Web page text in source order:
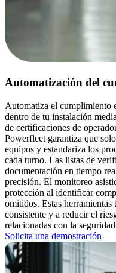
Automatización del
Automatiza el cumplimiento
dentro de tu instalación
de certificaciones de
Powerfleet garantiza que
equipos y estandariza los
cada turno. Las listas de
documentación en tiempo
precisión. El monitoreo
protección al identificar
omitidos. Estas
consistente y a reducir el
relacionadas con la
Solicita una demostración